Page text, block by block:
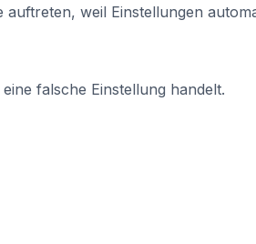
weil Einstellungen
falsche Einstellung handelt.